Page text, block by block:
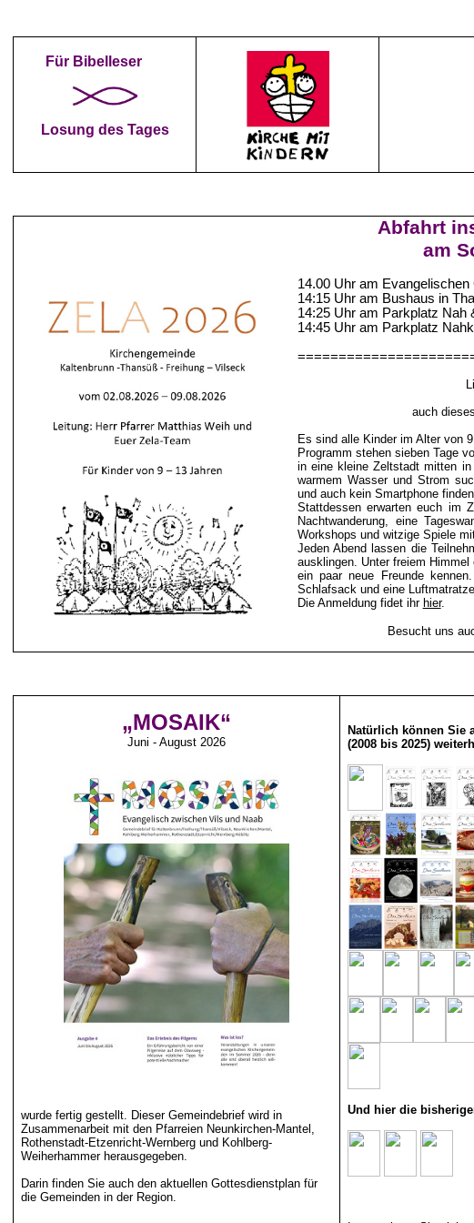
Für Bibelleser
Losung des Tages
Abfahrt
am
14.00 Uhr am Evangelischen
14:15 Uhr am Bushaus in
14:25 Uhr am Parkplatz Nah
14:45 Uhr am Parkplatz
auch
Es sind alle Kinder im Alter von
Programm stehen sieben Tage
in eine kleine Zeltstadt mitten
warmem Wasser und Strom
und auch kein Smartphone
Stattdessen erwarten euch im
Nachtwanderung, eine
Workshops und witzige Spiele
Jeden Abend lassen die
ausklingen. Unter freiem
ein paar neue Freunde
Schlafsack und eine
Die Anmeldung fidet ihr hier.
Besucht uns
„MOSAIK“
Juni - August 2026
wurdefertig gestellt. Dieser Gemeindebrief wird in
Zusammenarbeit mit den Pfarreien Neunkirchen-Mantel,
Rothenstadt-Etzenricht-Wernbergund Kohlberg-
Weiherhammer herausgegeben.
Darin finden Sie auch den aktuellen Gottesdienstplanfür
die Gemeinden in der Region.
Natürlich können Sie
(2008 bis 2025)
Und hier die